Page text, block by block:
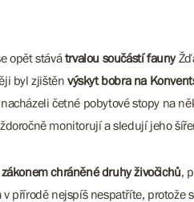
opět stávátrvalou součástí fauny
byl zjištěnvýskyt bobra na
četné pobytové stopy na
monitorují a sledují jeho
zákonem chráněné druhy živočichů,
přírodě nejspíš nespatříte, protože